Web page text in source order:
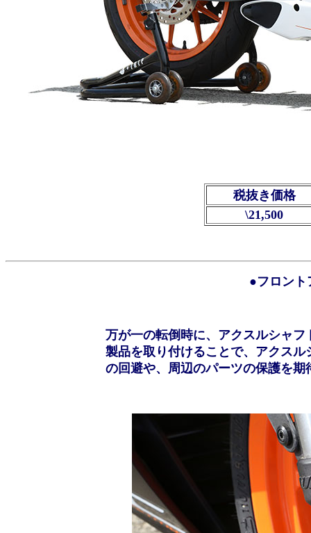
税抜き価格
\21,500
●フロント
万が一の転倒時に、アクスルシャ
製品を取り付けることで、アクス
の回避や、周辺のパーツの保護を期